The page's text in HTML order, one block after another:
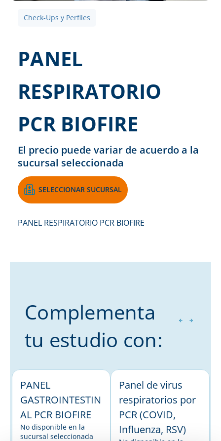
Check-Ups y Perfiles
PANEL
RESPIRATORIO
PCR BIOFIRE
El precio puede variar de acuerdo a la
sucursal seleccionada
SELECCIONAR SUCURSAL
PANEL RESPIRATORIO PCR BIOFIRE
Complementa
tu estudio con:
PANEL
GASTROINTESTIN
AL PCR BIOFIRE
No disponible en la
sucursal seleccionada
Panel de virus
respiratorios por
PCR (COVID,
Influenza, RSV)